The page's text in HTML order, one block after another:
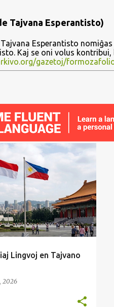
Tajvana Esperantisto)
Esperantisto
Kaj se oni volus
gazetoj/
Lingvoj en Tajvano
2026
PROFESIA +